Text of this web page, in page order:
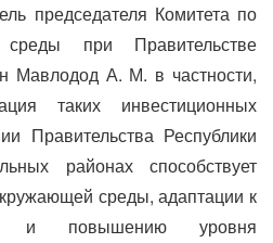
председателя Комитета по
при Правительстве
Мавлодод А. М. в частности,
таких инвестиционных
Правительства Республики
районах способствует
среды, адаптации к
и повышению уровня